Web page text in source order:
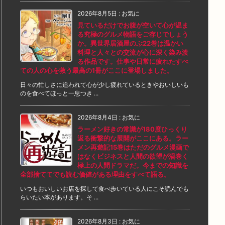
2026年8月5日 : お気に
見ているだけでお腹が空いて心が温ま
る究極のグルメ物語をご存じでしょう
か。異世界居酒屋のぶ22巻は温かい
料理と人々との交流が心に深く染み渡
る作品です。仕事や日常に疲れたすべ
ての人の心を救う最高の1冊がここに登場しました。
日々の忙しさに追われて心が少し疲れているときやおいしいも
のを食べてほっと一息つき ...
2026年8月4日 : お気に
ラーメン好きの常識が180度ひっくり
返る衝撃的な展開がここにある。ラー
メン再遊記15巻はただのグルメ漫画で
はなくビジネスと人間の欲望が渦巻く
極上の人間ドラマだ。今までの知識を
全部捨ててでも読む価値がある理由をすべて語る。
いつもおいしいお店を探して食べ歩いている人にこそ読んでも
らいたい本があります。そ ...
2026年8月3日 : お気に